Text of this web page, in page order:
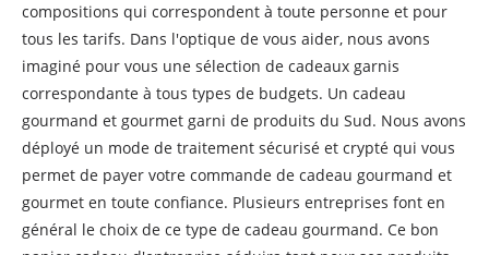
compositions qui correspondent à toute personne et pour
tous les tarifs. Dans l'optique de vous aider, nous avons
imaginé pour vous une sélection de cadeaux garnis
correspondante à tous types de budgets. Un cadeau
gourmand et gourmet garni de produits du Sud. Nous avons
déployé un mode de traitement sécurisé et crypté qui vous
permet de payer votre commande de cadeau gourmand et
gourmet en toute confiance. Plusieurs entreprises font en
général le choix de ce type de cadeau gourmand. Ce bon